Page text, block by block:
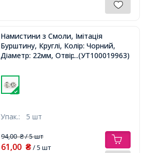
Намистини з Смоли, Імітація
Бурштину, Круглі, Колір: Чорний,
Діаметр: 22мм, Отвір 2.5мм,...(УТ100019963)
Упак.: 5 шт
94,00₴/ 5 шт
61,00 ₴/ 5 шт